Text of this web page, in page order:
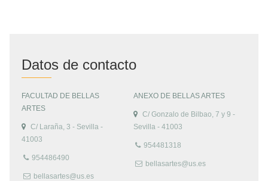
Datos de contacto
FACULTAD DE BELLAS
ARTES
C/ Laraña, 3 - Sevilla -
41003
954486490
bellasartes@us.es
ANEXO DE BELLAS ARTES
C/ Gonzalo de Bilbao, 7 y 9 -
Sevilla - 41003
954481318
bellasartes@us.es